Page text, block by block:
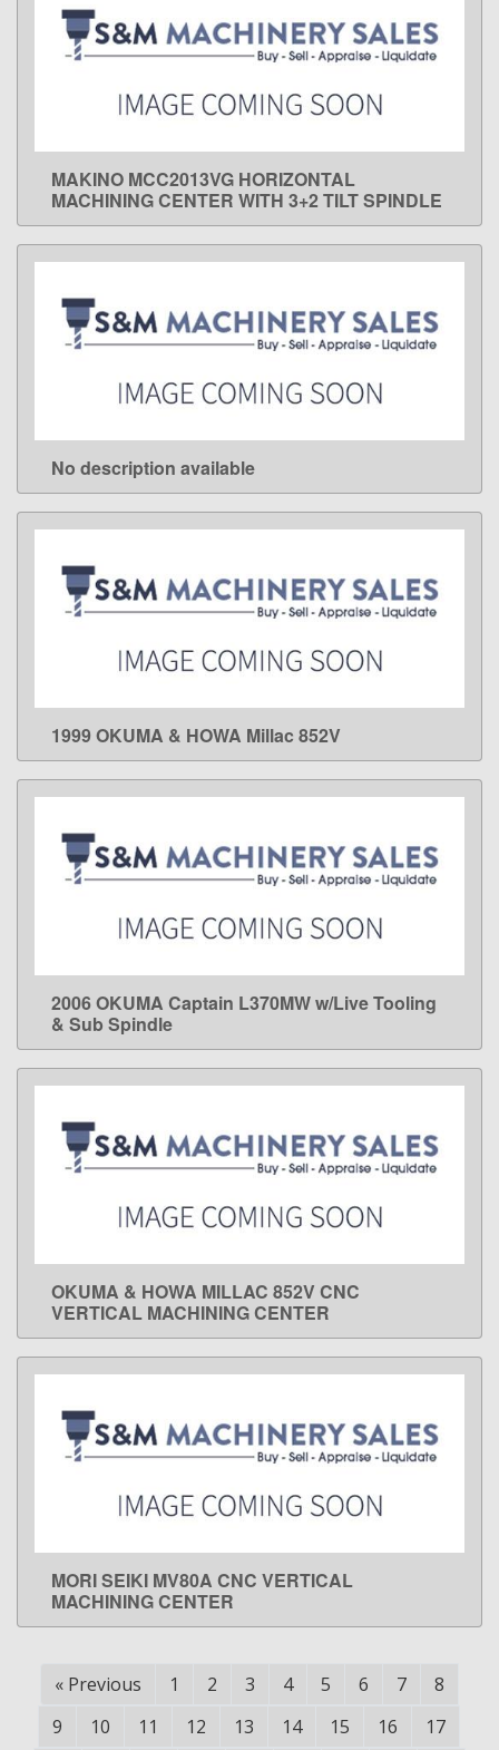
LEARN MORE
MAKINO MCC2013VG HORIZONTAL
MACHINING CENTER WITH 3+2 TILT SPINDLE
LEARN MORE
No description available
LEARN MORE
1999 OKUMA & HOWA Millac 852V
LEARN MORE
2006 OKUMA Captain L370MW w/Live Tooling
& Sub Spindle
LEARN MORE
OKUMA & HOWA MILLAC 852V CNC
VERTICAL MACHINING CENTER
LEARN MORE
MORI SEIKI MV80A CNC VERTICAL
MACHINING CENTER
« Previous 1 2 3 4 5 6 7
8
9
10 11 12 13 14 15 16
17